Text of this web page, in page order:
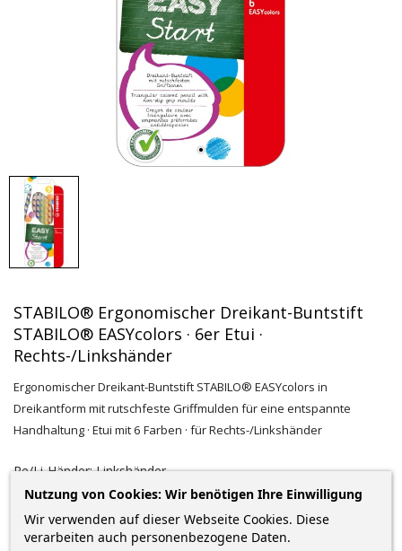
STABILO® Ergonomischer Dreikant-Buntstift
STABILO® EASYcolors · 6er Etui ·
Rechts-/Linkshänder
Ergonomischer Dreikant-Buntstift STABILO® EASYcolors in
Dreikantform mit rutschfeste Griffmulden für eine entspannte
Handhaltung · Etui mit 6 Farben · für Rechts-/Linkshänder
Re/Li-Händer: Linkshänder
Nutzung von Cookies: Wir benötigen Ihre Einwilligung
Wir verwenden auf dieser Webseite Cookies. Diese
verarbeiten auch personenbezogene Daten.